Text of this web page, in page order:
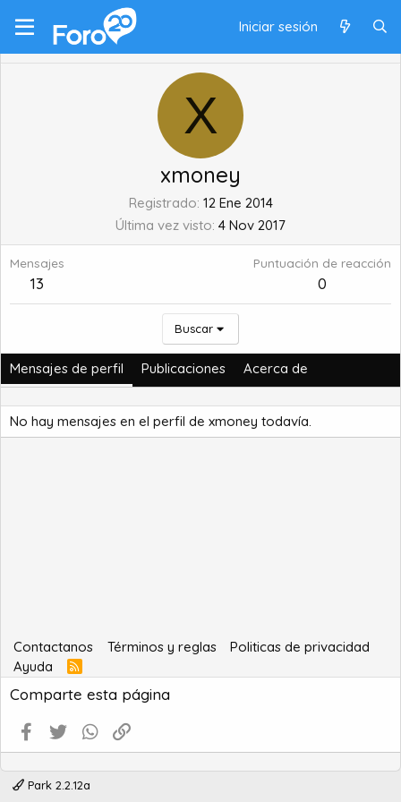
Iniciar sesión
X
xmoney
Registrado 12 Ene 2014
Última vez visto 4 Nov 2017
Mensajes
13
Puntuación de reacción
0
Buscar
Mensajes de perfil Publicaciones Acerca de
No hay mensajes en el perfil de xmoney todavía.
Contactanos Términos y reglas
Politicas de privacidad
Ayuda
R
S
S
Comparte esta página
Facebook
Twitter WhatsApp
Park 2.2.12a